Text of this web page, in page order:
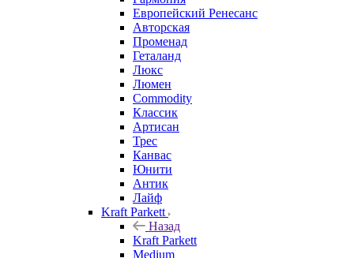
Европейский Ренесанс
Авторская
Променад
Геталанд
Люкс
Люмен
Commodity
Классик
Артисан
Трес
Канвас
Юнити
Антик
Лайф
Kraft Parkett
Назад
Kraft Parkett
Medium